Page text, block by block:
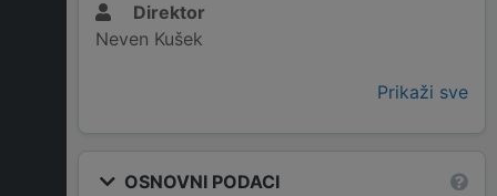
Direktor
Neven Kušek
Prikaži sve
OSNOVNI PODACI